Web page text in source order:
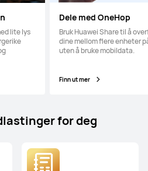
lite lys
Dele med OneHop
Bruk Huawei Share til å
dine mellom flere enheter
uten å bruke mobildata.
Finn ut mer
for deg